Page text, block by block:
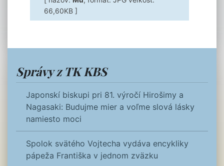
66,60KB ]
Správy z TK KBS
Japonskí biskupi pri 81. výročí Hirošimy a
Nagasaki: Budujme mier a voľme slová lásky
namiesto moci
Spolok svätého Vojtecha vydáva encykliky
pápeža Františka v jednom zväzku